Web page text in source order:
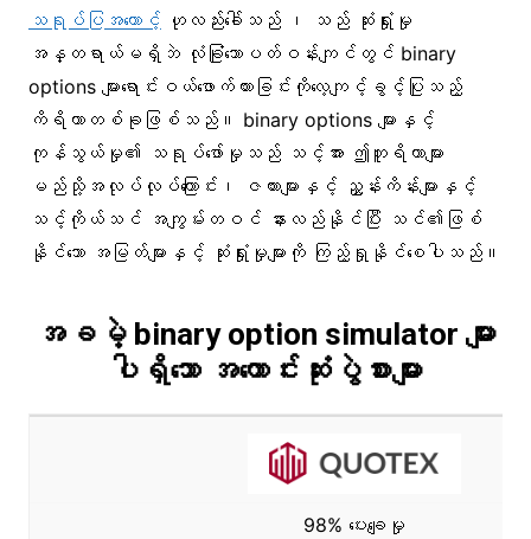
သရုပ်ပြအကောင့် ဟုလည်းခေါ်သည် ၊ သည် ဆုံးရှုံးမှု
အန္တရာယ်မရှိဘဲ လုံခြုံသောပတ်ဝန်းကျင်တွင် binary
options များရောင်းဝယ်ဖောက်ကားခြင်းကိုလေ့ကျင့်ခွင့်ပြုသည့်
ကိရိယာတစ်ခုဖြစ်သည်။ binary options များနှင့်
ကုန်သွယ်မှု၏ သရုပ်ဖော်မှုသည် သင့်အား ဤတူရိယာများ
မည်သို့အလုပ်လုပ်ကြောင်း၊ ဇယားများနှင့် ညွှန်းကိန်းများနှင့်
သင့်ကိုယ်သင် အကျွမ်းတဝင် နားလည်နိုင်ပြီး သင်၏ဖြစ်
နိုင်သော အမြတ်များနှင့် ဆုံးရှုံးမှုများကို ကြည့်ရှုနိုင်စေပါသည်။
အခမဲ့ binary option simulator များ
ပါရှိသော အကောင်းဆုံးပွဲစားများ
98% ပေးချေမှု